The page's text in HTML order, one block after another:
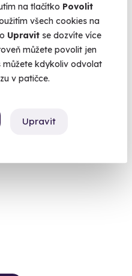
na tlačítko Povolit
všech cookies na
Upravit se dozvíte více
můžete povolit jen
můžete kdykoliv odvolat
v patičce.
Upravit